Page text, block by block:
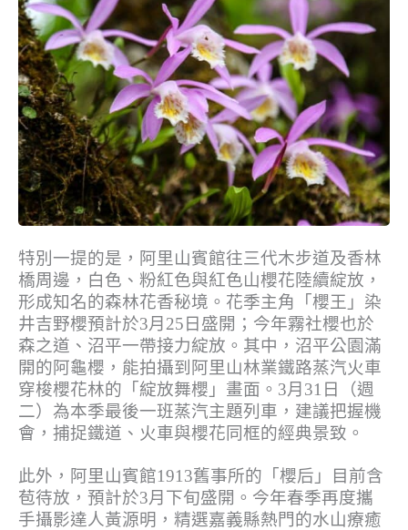
特別一提的是，阿里山賓館往三代木步道及香林
橋周邊，白色、粉紅色與紅色山櫻花陸續綻放，
形成知名的森林花香秘境。花季主角「櫻王」染
井吉野櫻預計於3月25日盛開；今年霧社櫻也於
森之道、沼平一帶接力綻放。其中，沼平公園滿
開的阿龜櫻，能拍攝到阿里山林業鐵路蒸汽火車
穿梭櫻花林的「綻放舞櫻」畫面。3月31日（週
二）為本季最後一班蒸汽主題列車，建議把握機
會，捕捉鐵道、火車與櫻花同框的經典景致。
此外，阿里山賓館1913舊事所的「櫻后」目前含
苞待放，預計於3月下旬盛開。今年春季再度攜
手攝影達人黃源明，精選嘉義縣熱門的水山療癒